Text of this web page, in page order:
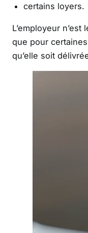
certains loyers.
L’employeur
que pour
qu’elle soit